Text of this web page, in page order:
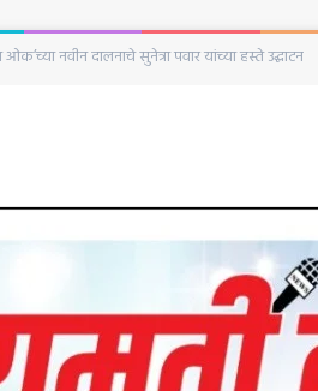
नगरसेवकाच्या पत्राने बारामतीत खळबळ